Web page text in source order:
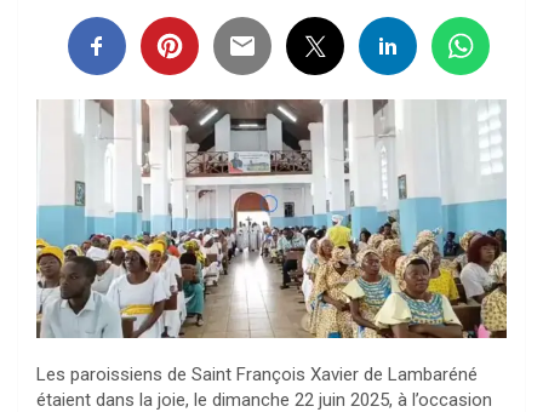
Les paroissiens de Saint François Xavier de Lambaréné
étaient dans la joie, le dimanche 22 juin 2025, à l’occasion